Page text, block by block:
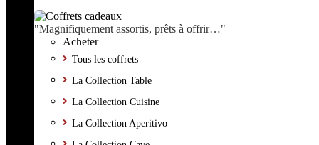
"Magnifiquement assortis, prêts à offrir…"
Acheter
Tous les coffrets
La Collection Table
La Collection Cuisine
La Collection Aperitivo